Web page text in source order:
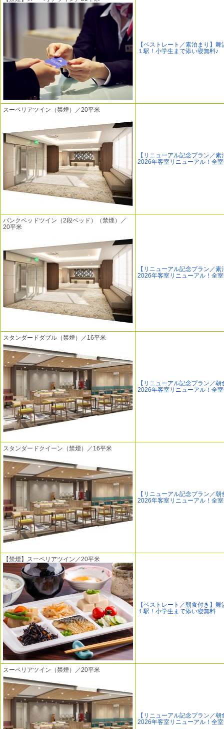
【ベストレート／素泊まり】
１駅！小学生まで添い寝無料♪
スーペリアツイン（禁煙）／20平米
【リニューアル記念プラン／素
2026年客室リニューアル！全
バンクベッドツイン（2段ベッド）（禁煙）／
20平米
【リニューアル記念プラン／素
2026年客室リニューアル！全
スタンダードダブル（禁煙）／16平米
【リニューアル記念プラン／朝
2026年客室リニューアル！全
スタンダードクイーン（禁煙）／16平米
【リニューアル記念プラン／朝
2026年客室リニューアル！全
【禁煙】スーペリアツイン／20平米
【ベストレート／朝食付き】
１駅！小学生まで添い寝無料
スーペリアツイン（禁煙）／20平米
【リニューアル記念プラン／朝
2026年客室リニューアル！全